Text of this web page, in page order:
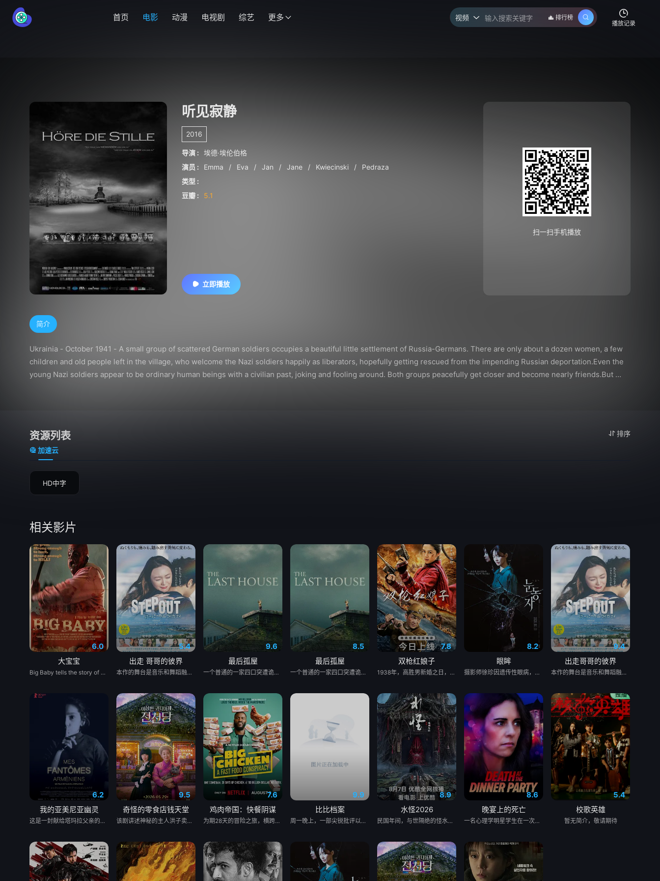
首页 电影 动漫 电视剧 综艺 更多 视频 
排行榜
播放记录
听见寂静
2016
导演 :
埃德·埃伦伯格
演员 :
Emma / Eva / Jan / Jane / Kwiecinski /
Pedraza
类型 :
豆瓣 :
5.1
立即播放
扫一扫手机播放
简介
Ukrainia - October 1941 - A small group of scattered German soldiers occupies a beautiful little settlement of Russia-Germans. There are only about a dozen women, a few
children and old people left in the village, who welcome the Nazi soldiers happily as liberators, hopefully getting rescued from the impending Russian deportation.Even the
young Nazi soldiers appear to be ordinary human beings with a civilian past, joking and fooling around. Both groups peacefully get closer and become nearly friends.But
资源列表
排序
加速云
HD中字
相关影片
6.0
大宝宝
Big Baby tells the story of Adam Lewis, a successful horror screenwriter struggling for inspiration for his latest script. After a graphic and realistic nightmare of a hulking man dressed in a baby mask and onesie who axe murders his girlfriend Kate in the middle of the night, Adam gets the inspiration he needs for his new screenplay. Excited about the direction his story is taking, he starts losing himself in his script. Things are better than ever for Adam and Kate until “Big Baby” starts appearing in real life and tormenting and killing victims fueled by his own revenge. Characters from Adam’s script begin to pay him visits pleading for their lives, and he quickly realizes he holds their fate in his hands. Power and fear completely consume Adam until his girlfriend Kate is terrified of the man she once loved.
5.4
出走 哥哥的彼界
本作的舞台是音乐和舞蹈融入生活的冲绳。与母亲朱音、妹妹舞一起生活的照屋踊，憧憬舞蹈学校的丽莎，开始了舞蹈生涯。朱音为了支撑家数在酒吧工作，不擅长与人打交道的舞总是在学校前专心地注视着哥哥的身影。不久，踊与丽莎组成一对，绽放了她的才能。
9.6
最后孤屋
一个普通的一家四口突遭诡异变故，被困在自家房屋中超过 1000 天无法出门。在资源消耗殆尽与未知神秘威胁的双重逼迫下，一家人必须想方设法联手求生，打破这间禁锢生命的困局。
8.5
最后孤屋
一个普通的一家四口突遭诡异变故，被困在自家房屋中超过 1000 天无法出门。在资源消耗殆尽与未知神秘威胁的双重逼迫下，一家人必须想方设法联手求生，打破这间禁锢生命的困局。
7.8
双枪红娘子
1938年，高胜男新婚之日，丈夫被日军残害，父辈亦遭屠戮。她举枪聚义，屡袭敌寇威震四方，后得八路军指点决心投身革命。日军欲诱杀高胜男，她孤身赴战舍命换乡亲周全。千钧一发间，八路军突袭而至全歼敌寇，高胜男血染沙场，生死未卜……
8.2
眼眸
摄影师徐珍因遗传性眼病，视力正在一天天衰退。双胞胎妹妹徐仁的离奇死亡，被警方定性为自杀，但她笃定其中另有隐情。不顾身边人的劝阻，徐珍顶着逐渐失明的身体状况，执意追查真相。随着调查深入，一股看不见的力量始终如影随形，不断扭曲她的感知，将她拖入恐惧与偏执的深渊。在彻底坠入黑暗之前，她必须揭开妹妹死亡背后的秘密。
9.4
出走哥哥的彼界
本作的舞台是音乐和舞蹈融入生活的冲绳。与母亲朱音、妹妹舞一起生活的照屋踊，憧憬舞蹈学校的丽莎，开始了舞蹈生涯。朱音为了支撑家数在酒吧工作，不擅长与人打交道的舞总是在学校前专心地注视着哥哥的身影。不久，踊与丽莎组成一对，绽放了她的才能。
6.2
我的亚美尼亚幽灵
这是一封献给塔玛拉父亲的温柔追思信，她的父亲曾是苏联亚美尼亚的电影演员。塔玛拉从小就在电视上目睹了他的风采，而她自己后来也成为了一名电影制作人。影片带领观众进行了一场迷人的梦游，穿越亚美尼亚电影历史的景观。
9.5
奇怪的零食店钱天堂
该剧讲述神秘的主人洪子卖能够实现人们愿望的神秘零食，以及人们来到那里展开一段魔法般的故事。
7.6
鸡肉帝国：快餐阴谋
为期28天的冒险之旅，横跨英美两地，仅以炸鸡为食，探究人们对炸鸡的渴望以及产业背后的力量！
9.9
比比档案
周一晚上，一部尖锐批评以色列总理内塔尼亚胡(Benjamin Netanyahu)的纪录片在多伦多一所爆满的房子前首映，这是TIFF历史上最具爆炸性的纪录片之一，尽管内塔尼亚胡做了最后的努力加以阻止。 由亚历克斯·吉布尼(Alex Gibney)制作、亚历克西斯·布鲁姆(Alexis Bloom)执导的《比比档案》(Bibi Files)包含了内塔尼亚胡因腐败指控接受以色列警方审讯的从未公开的视频，这一调查导致内塔尼亚胡在2019年被起诉。在去年年底泄露给吉布尼的一段视频中，可以看到内塔尼亚胡与审讯人员发生争执，否认他不当接受了包括好莱坞制片人阿农·米尔坎和拉斯维加斯赌场大亨谢尔登·阿德尔森在内的富有支持者的昂贵礼物。警方讯问米尔坎、阿德尔森以及内塔尼亚胡的妻子萨拉和长子亚伊尔的视频也被泄露给吉布尼，并在纪录片中占据重要位置。 周一早些时候，耶路撒冷地方法院驳回了内塔尼亚胡将该片从TIFF放映名单上撤下的企图。总理在诉讼中称，在影片中出演的调查记者、纪录片制片人之一拉维夫·德鲁克(Raviv Drucker)泄露视频违反了以色列法律。但没有证据表明德鲁克是泄密的幕后主使，在首映后，吉布尼明确表示，他不会确定是谁给了他这些材料。在这一点上，他只会说，“一个线人来找我说，‘我有一些录像带’——你在这里看到的审讯视频——‘我想你会对它们感兴趣，也许你可以把它们拍成电影。’”这是在2023年末。我找到了。我看着他们，印象非常深刻。”他说，后来他找了布鲁姆来导演这部电影，布鲁姆曾与他合作过之前的项目。 在纪录片中看到的视频中，紧张的内塔尼亚胡僵硬地坐在桌子后面，面对着至少三名审讯者。当被问及他是否强迫朋友们用高级香槟和顶级雪茄(每盒1000美元)奖励他，以及他是否知道他的妻子收到了米尔坎送的价值4.2万美元的宝石手镯作为礼物时，他经常回答:“我不记得了”。(在影片后期，内塔尼亚胡的朋友谈到他对人名和细节的惊人记忆，含蓄地质疑他在审讯过程中的诚实程度)。 为了这部电影，布鲁姆采访了记者德鲁克，以及其他反对内塔尼亚胡右翼政治的以色列知名人士，还有总理的前家庭工作人员，甚至还有一位老朋友变成的批评者，他说内塔尼亚胡“左倾右倾”。这些观察人士不仅指责内塔尼亚胡严重腐败，还声称他对以色列司法进行了一项极具争议的改革，以逃避司法审判。这部电影表明，针对拟议的司法改革的大规模公众抗议分散了以色列的防御姿态，使该国容易受到哈马斯10月7日野蛮偷袭的攻击。 影片中的几位观察人士声称，内塔尼亚胡对哈马斯采取了“全面胜利”的政策，部分原因是为了安抚他的内阁中极右翼成员，他需要他们的支持才能保持执政联盟的团结。最令人震惊的是，这部纪录片显示，内塔尼亚胡玩忽地抛弃了仍被哈马斯扣押的人质，优先考虑继续袭击，而不是可能导致人质获释的停火谈判。“一场永远的战争符合他的利益，”一位评论家在影片中说——意思是，以色列处于战争状态的时间越长，内塔尼亚胡面临起诉的可能性就越小。另一位观察家评论道:“他想要不稳定。在某种程度上，他需要它。” 如果这幅画像还不够负面的话，布鲁姆告诉TIFF的观众，她从内塔尼亚胡的许多内部人士那里听到了私下谴责他的声音。 “我和内塔尼亚胡非常亲近的人谈过，包括他的前幕僚长，以色列情报机构的前负责人，所有这些身居高位的肌肉发达的人，他们私下和我谈了好几个小时，好几个小时，很多次……他们会说，‘他做的事太可怕了。他太不诚实了，’”布鲁姆回忆道。他说:“他们对内塔尼亚胡的不诚实有着强烈的感觉，以至于他们和我在耶路撒冷的大卫王酒店坐在一起，谈了三个小时，然后什么也没在公开场合说。我认为这是对责任的一种(贬损)。”导演的最后一句话赢得了观众的热烈掌声。 当影片的字幕滚动时，部分观众起立鼓掌(可能占观众总数的三分之一到二分之一)。许多观众似乎对影片对内塔尼亚胡的批评表示同情;一个人打断了问答环节，说:“拿着这部电影，把它空投到以色列上空。因为，否则，我担心人们无法在那里看到它。” 但其他人似乎对吉布尼在谈到内塔尼亚胡时说的话持不同意见。吉布尼说，“我从来没有在这个人身上看到过如此严重的道德腐败。”听了这话，听众中的一个人喊道:“顺便说一下，他还没有被判有罪。”内塔尼亚胡应该在明年接受腐败指控的审判，尽管影片指出，他的法律团队正试图推迟审判，因为总理正在打仗。“他还没有被判有罪，”那人重复道，“所以请准确无误地说。他还没有被判有罪。” 吉布尼绝不是一个畏畏缩缩的人，他反驳道:“我相信我说的是‘道德败坏’。’”TIFF首席纪录片制作人汤姆·鲍尔斯(Thom Powers)主持了问答环节，然后插嘴说:“如果我能要求影院保持秩序就好了。” 《比比档案》(标题指的是内塔尼亚胡的昵称“比比”)正在寻求发行。从技术上讲，它是一部正在进行中的作品，但在介绍这部电影时，鲍尔斯说，除了色彩校正和其他相对美观的后期制作之外，它已经完成了。布鲁姆一直在制作这部电影，直到最后一刻，他还加入了内塔尼亚胡最近在美国国会联席会议上讲话的摘录。她说，既然电影已经举行了全球首映，她将考虑可能的修改。 吉布尼说:“我想说的是，在巨大的压力和极高的速度下，亚历克西斯和他的团队非常迅速地完成了这部电影。”“有那么一刻，你想看这部电影，然后说，‘这能不能有点不同?会有一点不同吗?’但是这部电影是否会改变，或者如何改变，完全取决于亚历克西斯。” 吉布尼说，他希望《比比档案》在TIFF首映，这样潜在的买家就能在节日氛围中看到它。他表示，希望能在短期内将其捡起并及时释放。
8.9
水怪2026
民国年间，与世隔绝的怪水村被湖中“水猴子”所扰。此物实为濒危水栖人猿，能模仿人言诱杀村民。少年水生幼年目睹父亲惨死其手，自此深陷恐惧。村中长老三叔公借祭祀之名行愚昧统治，以活人献祭暂息水怪，却埋下更深祸根。连年暴雨与人为侵扰激怒水猴子，袭击频发。当香兰之弟被食、其父莫叔反抗被杀，香兰决意以身献祭复仇。水生幡然觉醒，不再逃避，联合青年村民布设机关陷阱，假借献祭诱敌。恶战后水怪被擒，却于庆功夜破笼而出，血洗村庄，三叔公亦命丧其口。村民终于醒悟：迷信退让换不来平安。水生断发持叉，率众设伏，以智慧与血勇将水怪斩杀。晨光中，他与香兰相扶而立，唯有直面恐惧、团结抗争，方能驱散千年阴霾，重获新生。
8.6
晚宴上的死亡
一名心理学明星学生在一次教师派对上死亡后，安德莉亚·吉布斯和她的儿子伊桑被卷入了著名教授艾伦·杰克逊的危险操纵之中——一个不惜一切代价掩盖真相的人。
5.4
校歌英雄
暂无简介，敬请期待